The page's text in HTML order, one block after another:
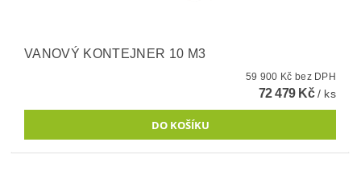
VANOVÝ KONTEJNER 10 M3
59 900 Kč bez DPH
72 479 Kč/ ks